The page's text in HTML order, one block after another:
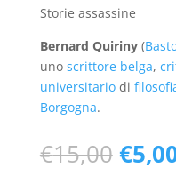
Storie assassine
Bernard Quiriny(
uno scrittore belga,
universitariodi
Borgogna.
€15,00 Il
prezzo
€